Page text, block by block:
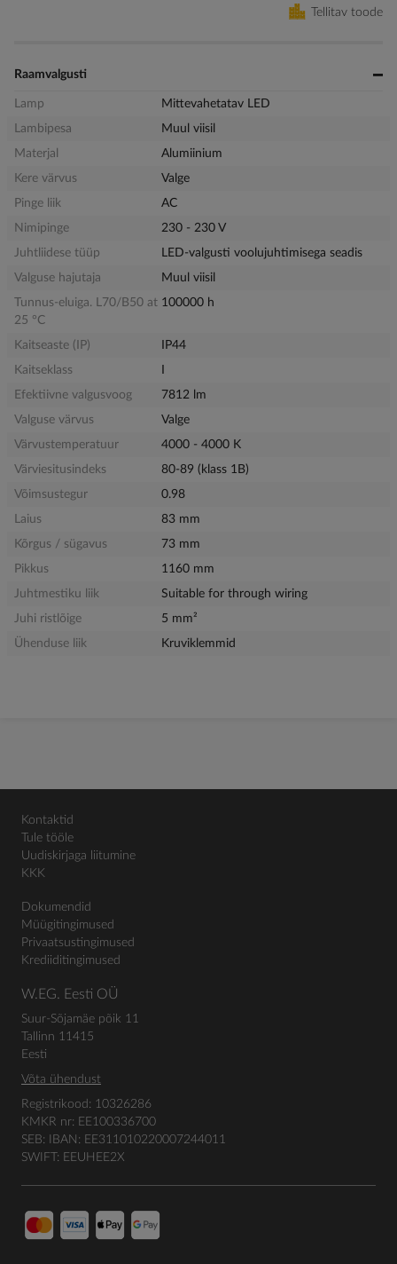
Tellitav toode
Raamvalgusti
Lamp
Mittevahetatav LED
Lambipesa
Muul viisil
Materjal
Alumiinium
Kere värvus
Valge
Pinge liik
AC
Nimipinge
230 - 230 V
Juhtliidese tüüp
LED-valgusti voolujuhtimisega seadis
Valguse hajutaja
Muul viisil
Tunnus-eluiga. L70/B50 at
25 °C
100000 h
Kaitseaste (IP)
IP44
Kaitseklass
Efektiivne valgusvoog
7812 lm
Valguse värvus
Valge
Värvustemperatuur
4000 - 4000 K
Värviesitusindeks
80-89 (klass 1B)
Võimsustegur
0.98
Laius
83 mm
Kõrgus / sügavus
73 mm
Pikkus
1160 mm
Juhtmestiku liik
Suitable for through wiring
Juhi ristlõige
5 mm²
Ühenduse liik
Kruviklemmid
Kontaktid
Tule tööle
Uudiskirjaga liitumine
KKK
Dokumendid
Müügitingimused
Privaatsustingimused
Krediiditingimused
W.EG. Eesti OÜ
Suur-Sõjamäe põik 11
Tallinn 11415
Eesti
Võta ühendust
Registrikood: 10326286
KMKR nr: EE100336700
SEB: IBAN: EE311010220007244011
SWIFT: EEUHEE2X